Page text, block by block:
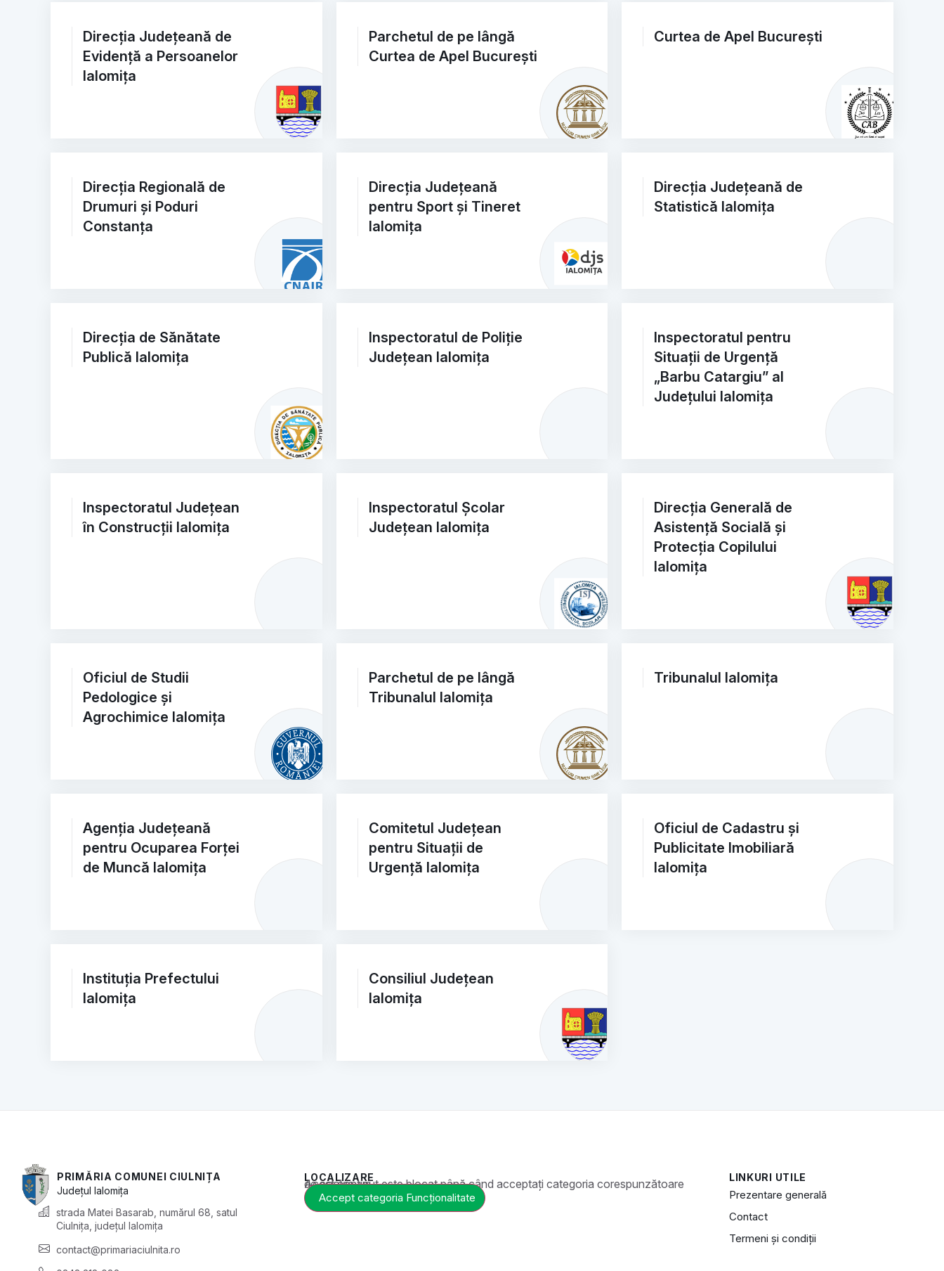
Direcția Județeană de
Evidență a Persoanelor
Ialomița
Parchetul de pe lângă
Curtea de Apel București
Curtea de Apel București
Direcția Regională de
Drumuri și Poduri
Constanța
Direcția Județeană
pentru Sport și Tineret
Ialomița
Direcția Județeană de
Statistică Ialomița
Direcția de Sănătate
Publică Ialomița
Inspectoratul de Poliție
Județean Ialomița
Inspectoratul pentru
Situații de Urgență
„Barbu Catargiu” al
Județului Ialomița
Inspectoratul Județean
în Construcții Ialomița
Inspectoratul Școlar
Județean Ialomița
Direcția Generală de
Asistență Socială și
Protecția Copilului
Ialomița
Oficiul de Studii
Pedologice și
Agrochimice Ialomița
Parchetul de pe lângă
Tribunalul Ialomița
Tribunalul Ialomița
Agenția Județeană
pentru Ocuparea Forței
de Muncă Ialomița
Comitetul Județean
pentru Situații de
Urgență Ialomița
Oficiul de Cadastru și
Publicitate Imobiliară
Ialomița
Instituția Prefectului
Ialomița
Consiliul Județean
Ialomița
PRIMĂRIA COMUNEI CIULNIȚA
JudețulIalomița
strada Matei Basarab, numărul 68, satul
Ciulnița, județul Ialomița
contact@primariaciulnita.ro
LOCALIZARE
Acest conținut este blocat până când acceptați categoria corespunzătoare de cookie-uri.
Accept categoria Funcționalitate
LINKURI UTILE
Prezentare generală
Contact
Termeni și condiții